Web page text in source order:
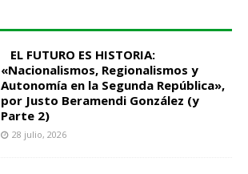
EL FUTURO ES HISTORIA:
«Nacionalismos, Regionalismos y
Autonomía en la Segunda República»,
por Justo Beramendi González (y
Parte 2)
28 julio, 2026